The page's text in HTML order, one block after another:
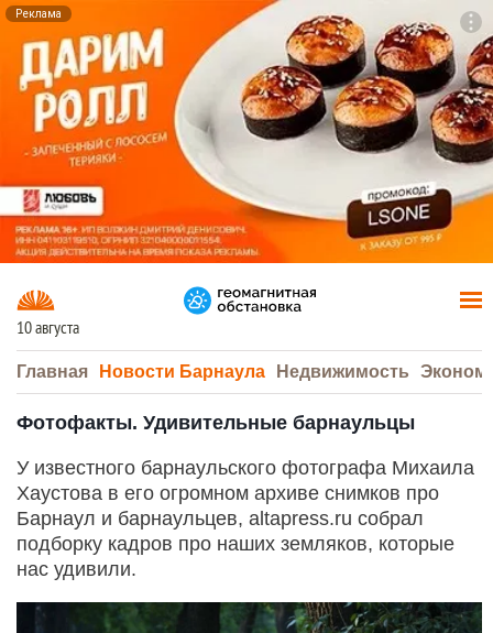
Реклама
10 августа
Главная Новости Барнаула Недвижимость
Фотофакты. Удивительные барнаульцы
У известного барнаульского фотографа Михаила
Хаустова в его огромном архиве снимков про
Барнаул и барнаульцев, altapress.ru собрал
подборку кадров про наших земляков, которые
нас удивили.